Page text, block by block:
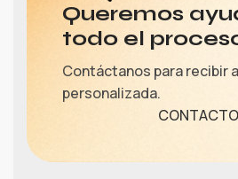
Queremos
todo el
Contáctanos para recibir
personalizada.
CONTACTO